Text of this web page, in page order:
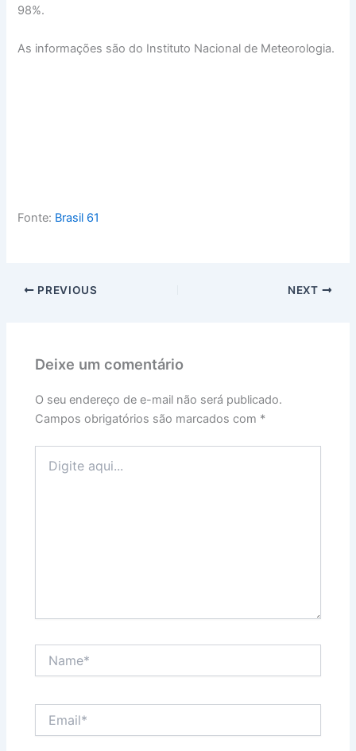
98%.
As informações são do Instituto Nacional de Meteorologia.
Fonte: Brasil 61
PREVIOUS NEXT
Deixe um comentário
O seu endereço de e-mail não será publicado.
Campos obrigatórios são marcados com *
aqui...